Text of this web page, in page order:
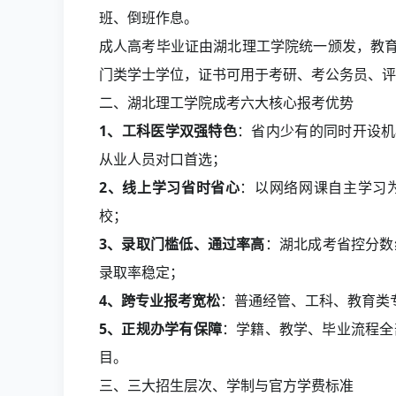
班、倒班作息。
成人高考毕业证由湖北理工学院统一颁发，教
门类学士学位，证书可用于考研、考公务员、
二、湖北理工学院成考六大核心报考优势
1、工科医学双强特色：省内少有的同时开设
从业人员对口首选；
2、线上学习省时省心：以网络网课自主学习
校；
3、录取门槛低、通过率高：湖北成考省控分
录取率稳定；
4、跨专业报考宽松：普通经管、工科、教育
5、正规办学有保障：学籍、教学、毕业流程
目。
三、三大招生层次、学制与官方学费标准